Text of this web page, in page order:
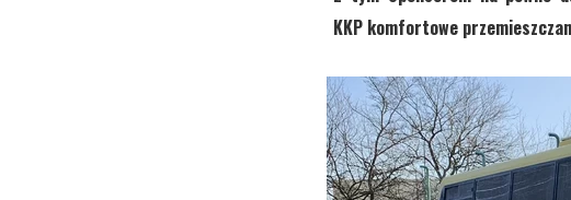
KKP komfortowe